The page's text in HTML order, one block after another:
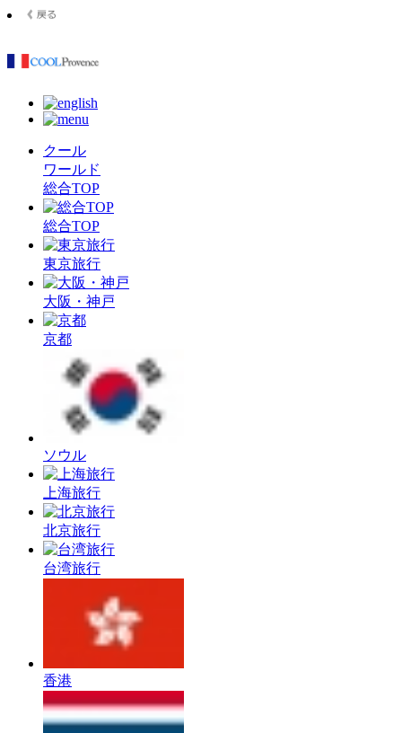
クール
ワールド
総合TOP
総合TOP
東京旅行
大阪・神戸
京都
ソウル
上海旅行
北京旅行
台湾旅行
香港